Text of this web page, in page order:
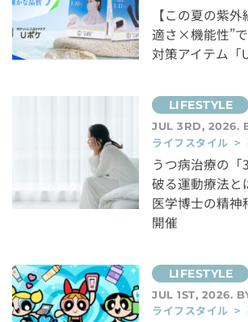
【この夏の紫
適さ×機能性”
対策アイテム「
JUL 3RD, 2026.
ライフスタイル >
うつ病治療の「
破る運動療法と
医学博士の精神
開催
JUL 1ST, 2026.
ライフスタイル >